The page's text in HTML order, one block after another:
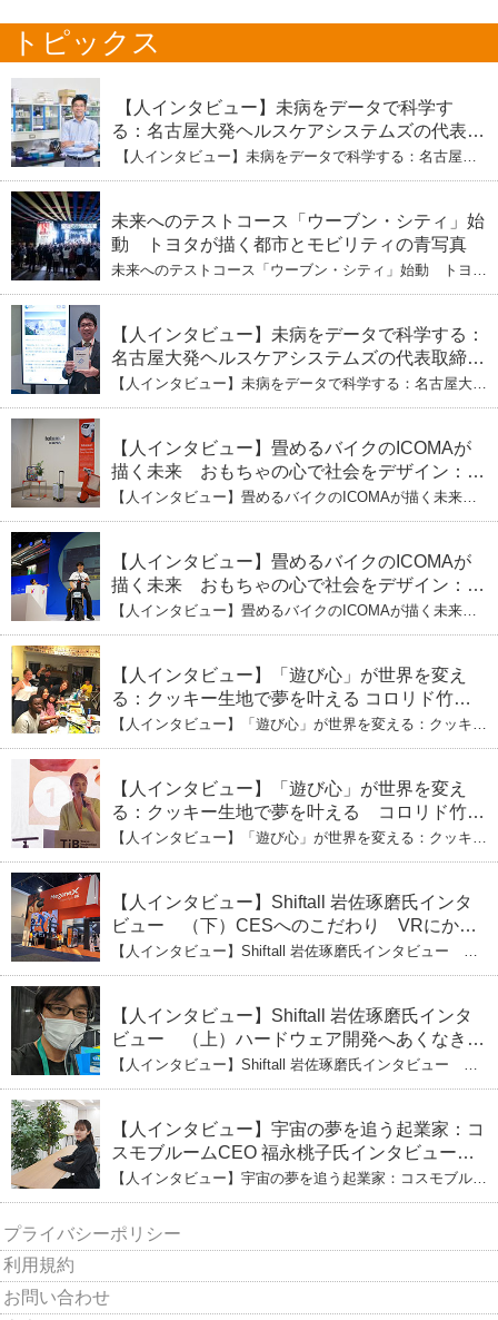
トピックス
【人インタビュー】未病をデータで科学す
る：名古屋大発ヘルスケアシステムズの代表取
締役社長・瀧本陽介 【下】「人生80年の暇つ
ぶし」を着実に：理系ニートが挑むヘルスケア
【人インタビュー】未病をデータで科学する：名古屋大
挑むヘルスケア標準化と海外戦略
未来へのテストコース「ウーブン・シティ」始
動 トヨタが描く都市とモビリティの青写真
未来へのテストコース「ウーブン・シティ」始動 トヨタ
【人インタビュー】未病をデータで科学する：
名古屋大発ヘルスケアシステムズの代表取締役
社長・瀧本陽介 郵送検査で挑む健康の未来
【人インタビュー】未病をデータで科学する：名古屋大発
【人インタビュー】畳めるバイクのICOMAが
描く未来 おもちゃの心で社会をデザイン：株
式会社ICOMAの代表取締役・生駒崇光
（下）おもちゃで社会を変える、「トイボック
【人インタビュー】畳めるバイクのICOMAが描く未来
イボックス」というデザインメソッド
【人インタビュー】畳めるバイクのICOMAが
描く未来 おもちゃの心で社会をデザイン：株
式会社ICOMAの代表取締役・生駒崇光
（上）「変形」に魅せられたデザイナーの軌
【人インタビュー】畳めるバイクのICOMAが描く未来
ーの軌跡
【人インタビュー】「遊び心」が世界を変え
る：クッキー生地で夢を叶える コロリド竹内
ひとみ（下） 起業は「影響力」のため。愛と
笑いの子育て哲学
【人インタビュー】「遊び心」が世界を変える：クッキー
【人インタビュー】「遊び心」が世界を変え
る：クッキー生地で夢を叶える コロリド竹内
ひとみ（上） クッキー生地に込めた「誰でも
できる」という哲学
【人インタビュー】「遊び心」が世界を変える：クッキー
【人インタビュー】Shiftall 岩佐琢磨氏インタ
ビュー （下）CESへのこだわり VRにかけ
る未来
【人インタビュー】Shiftall 岩佐琢磨氏インタビュー
【人インタビュー】Shiftall 岩佐琢磨氏インタ
ビュー （上）ハードウェア開発へあくなき挑
戦 その起業の経緯とは
【人インタビュー】Shiftall 岩佐琢磨氏インタビュー
【人インタビュー】宇宙の夢を追う起業家：コ
スモブルームCEO 福永桃子氏インタビュー
（下）
【人インタビュー】宇宙の夢を追う起業家：コスモブルー
プライバシーポリシー
利用規約
お問い合わせ